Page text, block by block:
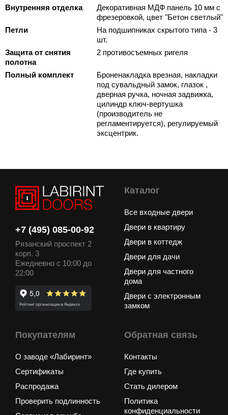
Внутренняя отделка
Декоративная МДФ панель 10 мм с
фрезеровкой, цвет "Бетон светлый"
Петли
На подшипниках скрытого типа - 3
шт.
Защита от снятия
полотна
2 противосъемных ригеля
Полный комплект
Броненакладка врезная, накладки
под сувальдный замок, глазок ,
дверная ручка, ночная задвижка,
цилиндр ключ-вертушка
(производитель не
регламентируется), регулируемый
эксцентрик.
+7 (495) 085-00-92
Рязанский проспект 2
корп. 3
Ежедневно с 10:00 до
22:00
Каталог
Все входные двери
Двери в квартиру
Двери в коттедж
Двери для дачи
Двери для частного
дома
Двери с электронным
замком
Покупателям
О заводе «Лабиринт»
Сертификаты
Распродажа
Проверить подлинность
Обратная связь
Контакты
Где купить
Стать дилером
Политика
конфиденциальности